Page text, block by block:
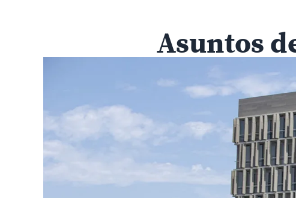
Asuntos